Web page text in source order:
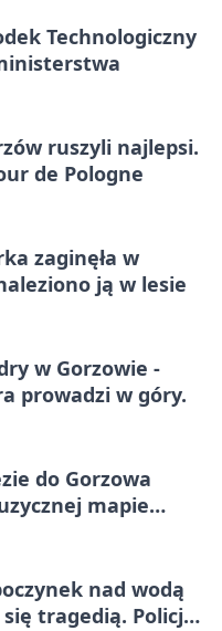
Technologiczny
ruszyli najlepsi.
de Pologne
zaginęła w
ją w lesie
w Gorzowie -
prowadzi w góry.
do Gorzowa
mapie
nad wodą
tragedią. Policja